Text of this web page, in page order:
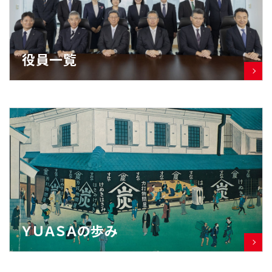
役員一覧
ＹＵＡＳＡの歩み